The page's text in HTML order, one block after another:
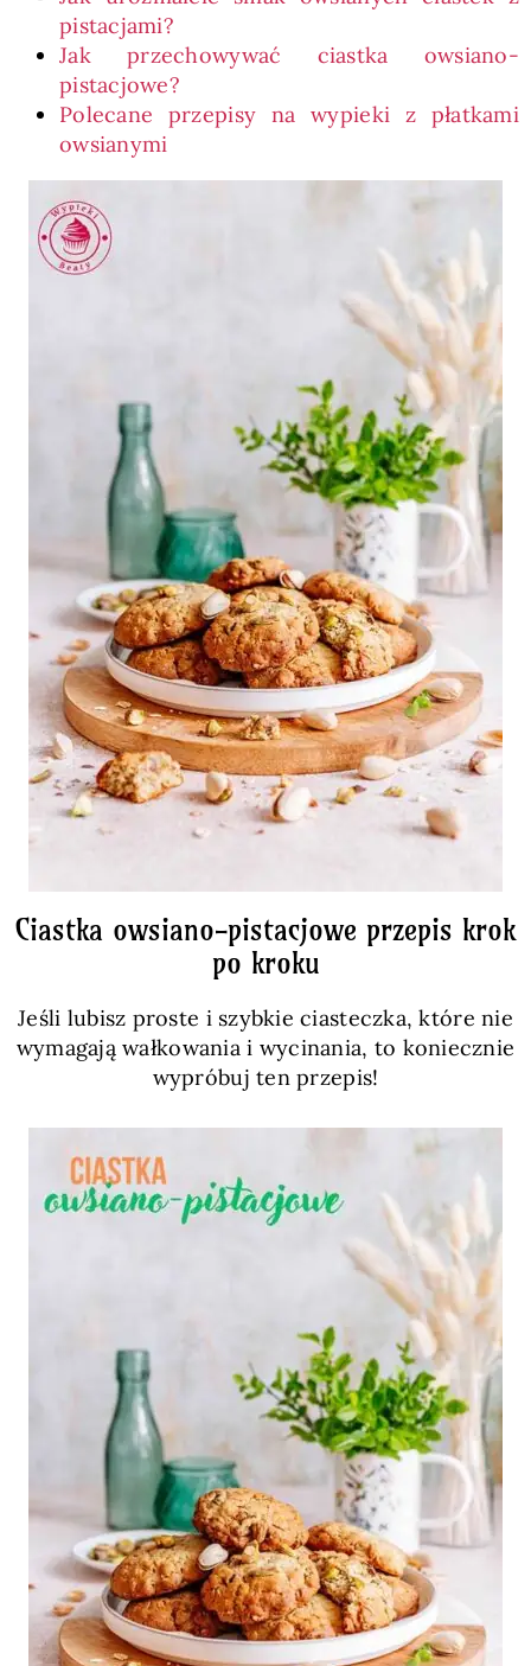
pistacjami?
Jak przechowywać ciastka owsiano-
pistacjowe?
Polecane przepisy na wypieki z płatkami
owsianymi
Ciastka owsiano-pistacjowe przepis krok
po kroku
Jeśli lubisz proste i szybkie ciasteczka, które nie
wymagają wałkowania i wycinania, to koniecznie
wypróbuj ten przepis!